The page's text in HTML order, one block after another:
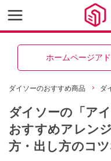
ホームページア
ダイソーのおすすめ商品 ダ
ダイソーの「ア
おすすめアレン
方・出し方のコ